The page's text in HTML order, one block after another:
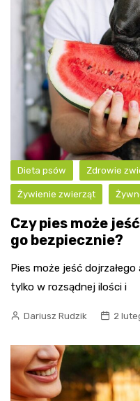
Dieta psów Zdrowie
Żywienie zwierząt
Czy pies może
go bezpiecznie?
Pies może jeść
tylko w rozsądnej ilości i
Dariusz Rudzik 2